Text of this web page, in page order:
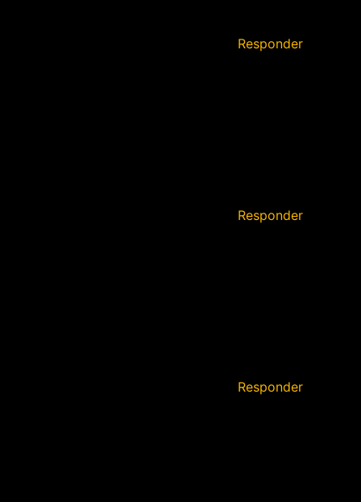
Responder
Responder
Responder